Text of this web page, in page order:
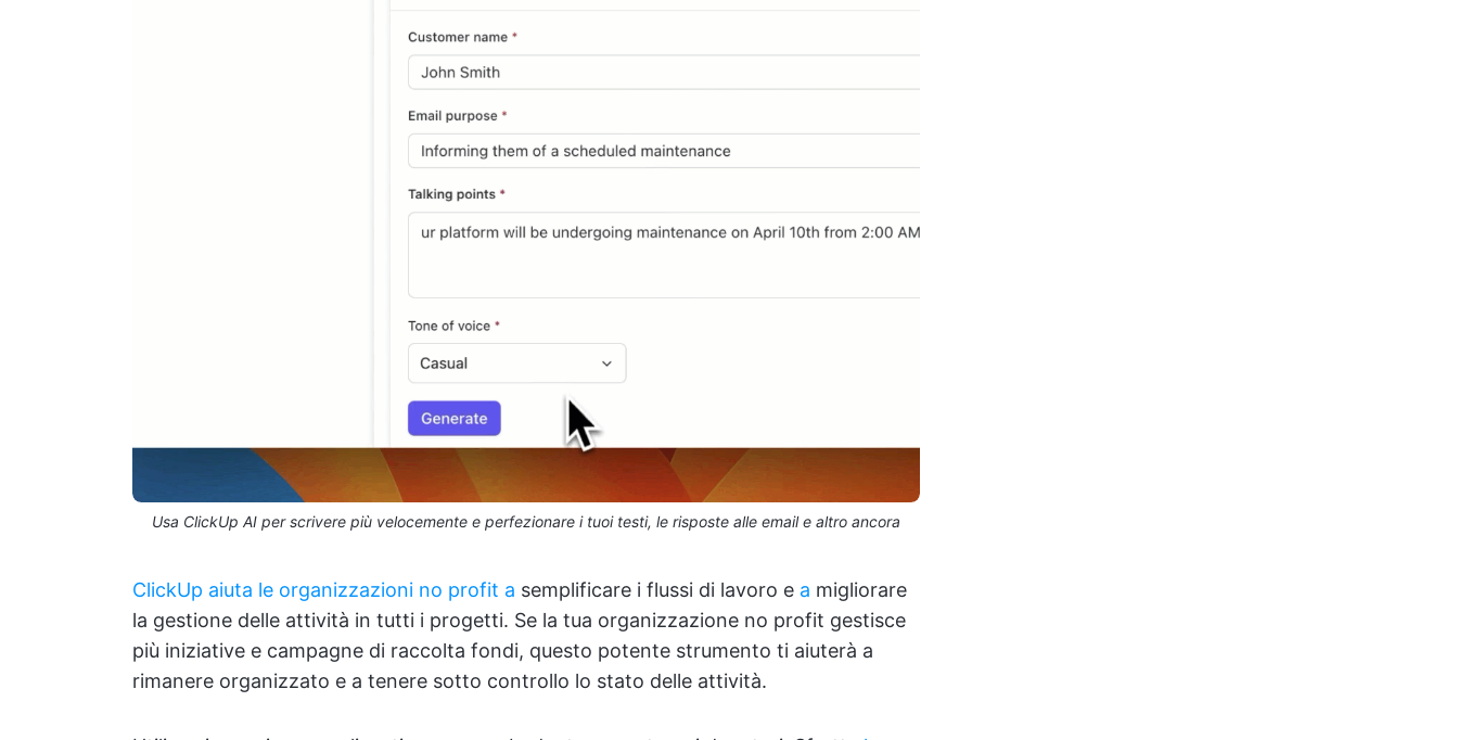
Usa ClickUp AI per scrivere più velocemente e perfezionare i tuoi testi, le risposte alle email e altro ancora
ClickUp aiuta le organizzazioni no profit a semplificare i flussi di lavoro e a migliorare
la gestione delle attività in tutti i progetti. Se la tua organizzazione no profit gestisce
più iniziative e campagne di raccolta fondi, questo potente strumento ti aiuterà a
rimanere organizzato e a tenere sotto controllo lo stato delle attività.